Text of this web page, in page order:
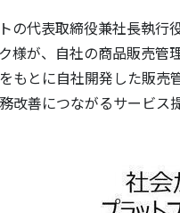
の代表取締役兼社長執行
ク様が、自社の商品販売
もとに自社開発した販
改善につながるサービス